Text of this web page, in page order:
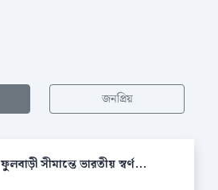
জনপ্রিয়
ফুলবাড়ী সীমান্তে ভারতীয় স্বর্ণ...